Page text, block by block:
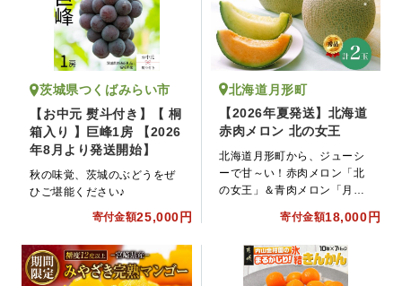
茨城県つくばみらい市
【お中元 熨斗付き】【 桐
箱入り 】巨峰1房 【2026
年8月より発送開始】
秋の味覚、茨城のぶどうをぜ
ひご堪能ください♪
寄付金額25,000円
北海道月形町
【2026年夏発送】北海道
赤肉メロン 北の女王
北海道月形町から、ジューシ
ーで甘～い！赤肉メロン「北
の女王」＆青肉メロン「月
寄付金額18,000円